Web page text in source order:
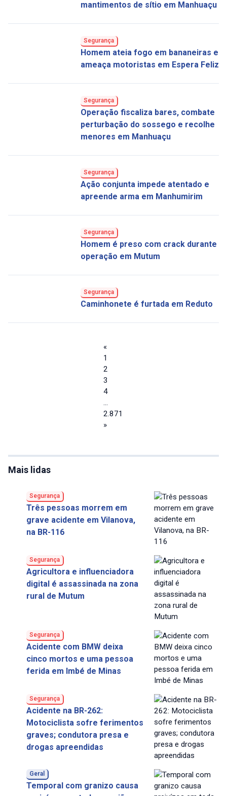
mantimentos de sítio em Manhuaçu
Segurança
Homem ateia fogo em bananeiras e
ameaça motoristas em Espera Feliz
Segurança
Operação fiscaliza bares, combate
perturbação do sossego e recolhe
menores em Manhuaçu
Segurança
Ação conjunta impede atentado e
apreende arma em Manhumirim
Segurança
Homem é preso com crack durante
operação em Mutum
Segurança
Caminhonete é furtada em Reduto
«
1
2
3
4
…
2.871
»
Mais lidas
Segurança
Três pessoas morrem em
grave acidente em Vilanova,
na BR-116
Segurança
Agricultora e influenciadora
digital é assassinada na zona
rural de Mutum
Segurança
Acidente com BMW deixa
cinco mortos e uma pessoa
ferida em Imbé de Minas
Segurança
Acidente na BR-262:
Motociclista sofre ferimentos
graves; condutora presa e
drogas apreendidas
Geral
Temporal com granizo causa